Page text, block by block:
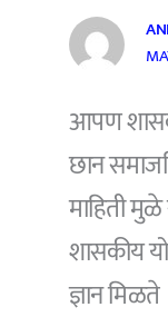
आपण
छान
माहिती
शासकीय
ज्ञान मिळते